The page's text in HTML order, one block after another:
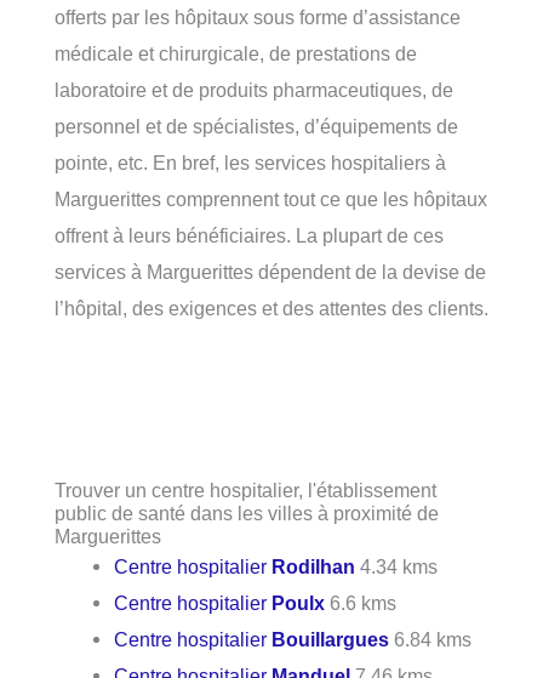
offerts par les hôpitaux sous forme d’assistance
médicale et chirurgicale, de prestations de
laboratoire et de produits pharmaceutiques, de
personnel et de spécialistes, d’équipements de
pointe, etc. En bref, les services hospitaliers à
Marguerittes comprennent tout ce que les hôpitaux
offrent à leurs bénéficiaires. La plupart de ces
services à Marguerittes dépendent de la devise de
l’hôpital, des exigences et des attentes des clients.
Trouver un centre hospitalier, l'établissement
public de santé dans les villes à proximité de
Marguerittes
Centre hospitalier Rodilhan 4.34 kms
Centre hospitalier Poulx 6.6 kms
Centre hospitalier Bouillargues 6.84 kms